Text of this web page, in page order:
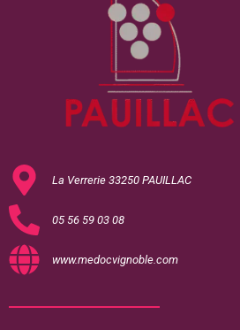
La Verrerie 33250 PAUILLAC
05 56 59 03 08
www.medocvignoble.com